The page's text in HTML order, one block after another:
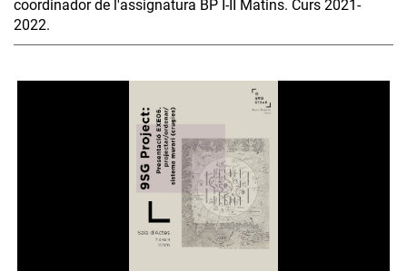
coordinador de l'assignatura BP I-II Matins. Curs 2021-
2022.